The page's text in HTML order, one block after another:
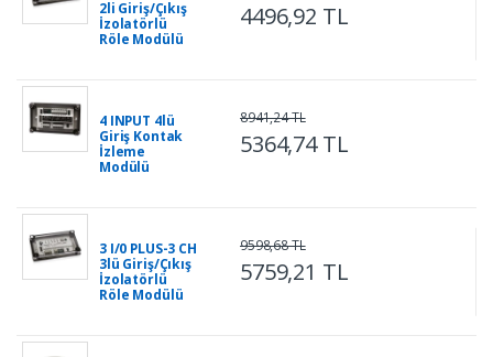
2li Giriş/Çıkış
İzolatörlü
Röle Modülü
4496,92 TL
4 INPUT 4lü
Giriş Kontak
İzleme
Modülü
5364,74 TL
8941,24 TL
3 I/0 PLUS-3 CH
3lü Giriş/Çıkış
İzolatörlü
Röle Modülü
5759,21 TL
9598,68 TL